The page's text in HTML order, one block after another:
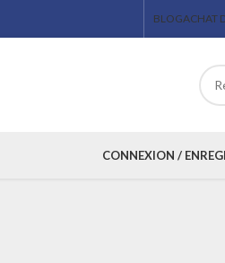
BLOGACHAT
CONNEXION /